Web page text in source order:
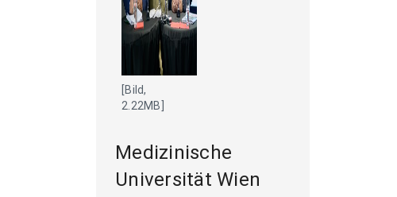
[Bild,
2.22MB]
Medizinische
Universität Wien